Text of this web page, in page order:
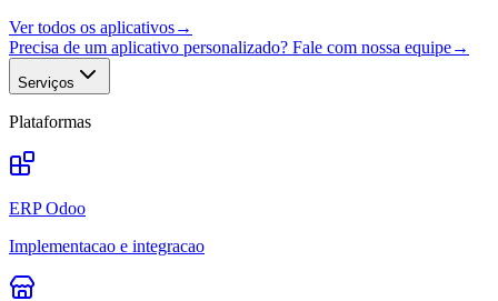
Ver todos os aplicativos→
Precisa de um aplicativo personalizado? Fale com nossa equipe→
Serviços
Plataformas
ERP Odoo
Implementacao e integracao